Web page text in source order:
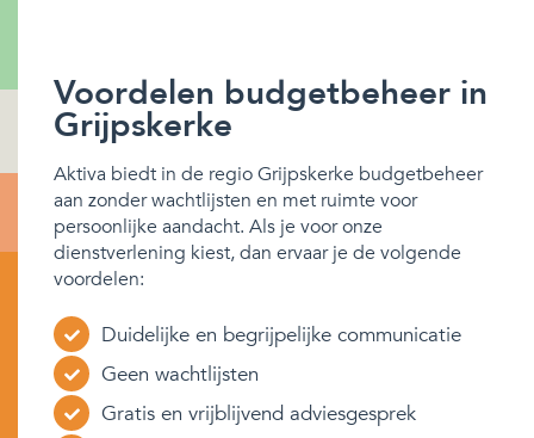
Voordelen budgetbeheer in
Grijpskerke
Aktiva biedt in de regio Grijpskerke budgetbeheer
aan zonder wachtlijsten en met ruimte voor
persoonlijke aandacht. Als je voor onze
dienstverlening kiest, dan ervaar je de volgende
voordelen:
Duidelijke en begrijpelijke communicatie
Geen wachtlijsten
Gratis en vrijblijvend adviesgesprek